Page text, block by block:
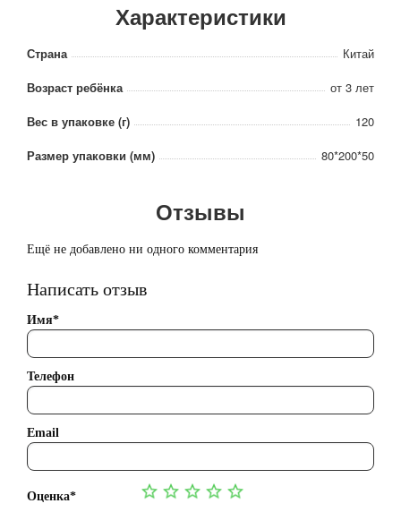
Характеристики
Страна
Китай
Возраст ребёнка
от 3 лет
Вес в упаковке (г)
120
Размер упаковки (мм)
80*200*50
Отзывы
Ещё не добавлено ни одного комментария
Написать отзыв
Имя*
Телефон
Email
Оценка*